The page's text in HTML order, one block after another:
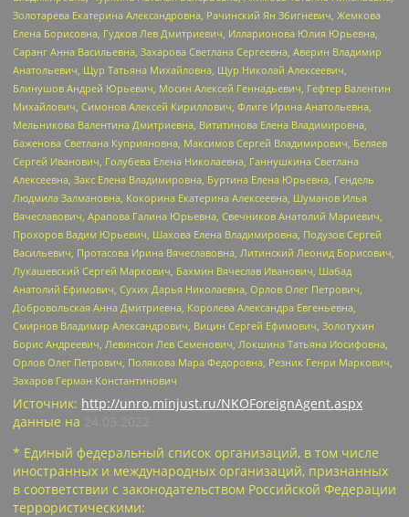
Золотарева Екатерина Александровна, Рачинский Ян Збигневич, Жемкова
Елена Борисовна, Гудков Лев Дмитриевич, Илларионова Юлия Юрьевна,
Саранг Анна Васильевна, Захарова Светлана Сергеевна, Аверин Владимир
Анатольевич, Щур Татьяна Михайловна, Щур Николай Алексеевич,
Блинушов Андрей Юрьевич, Мосин Алексей Геннадьевич, Гефтер Валентин
Михайлович, Симонов Алексей Кириллович, Флиге Ирина Анатольевна,
Мельникова Валентина Дмитриевна, Вититинова Елена Владимировна,
Баженова Светлана Куприяновна, Максимов Сергей Владимирович, Беляев
Сергей Иванович, Голубева Елена Николаевна, Ганнушкина Светлана
Алексеевна, Закс Елена Владимировна, Буртина Елена Юрьевна, Гендель
Людмила Залмановна, Кокорина Екатерина Алексеевна, Шуманов Илья
Вячеславович, Арапова Галина Юрьевна, Свечников Анатолий Мариевич,
Прохоров Вадим Юрьевич, Шахова Елена Владимировна, Подузов Сергей
Васильевич, Протасова Ирина Вячеславовна, Литинский Леонид Борисович,
Лукашевский Сергей Маркович, Бахмин Вячеслав Иванович, Шабад
Анатолий Ефимович, Сухих Дарья Николаевна, Орлов Олег Петрович,
Добровольская Анна Дмитриевна, Королева Александра Евгеньевна,
Смирнов Владимир Александрович, Вицин Сергей Ефимович, Золотухин
Борис Андреевич, Левинсон Лев Семенович, Локшина Татьяна Иосифовна,
Орлов Олег Петрович, Полякова Мара Федоровна, Резник Генри Маркович,
Захаров Герман Константинович
Источник: http://unro.minjust.ru/NKOForeignAgent.aspx
данные на
* Единый федеральный список организаций, в том числе
иностранных и международных организаций, признанных
в соответствии с законодательством Российской Федерации
террористическими: